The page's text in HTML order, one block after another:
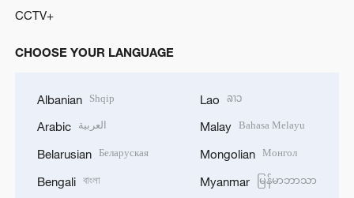
CCTV+
CHOOSE YOUR LANGUAGE
Albanian Shqip
Arabic العربية
Belarusian Беларуская
Bengali বাংলা
Lao ລາວ
Malay Bahasa Melayu
Mongolian Монгол
Myanmar မြန်မာဘာသာ